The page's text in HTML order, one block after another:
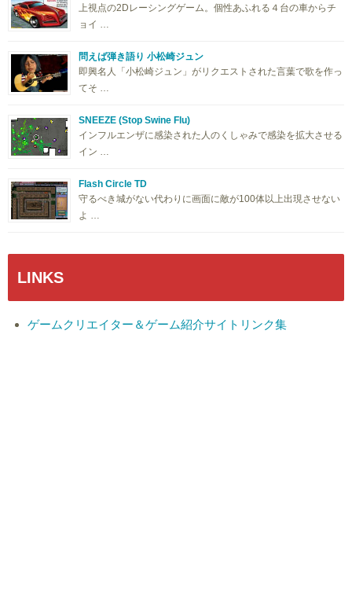
上視点の2Dレーシングゲーム。個性あふれる４台の車からチ
ョイ …
問えば弾き語り 小松崎ジュン
即興名人「小松崎ジュン」がリクエストされた言葉で歌を作っ
てそ …
SNEEZE (Stop Swine Flu)
インフルエンザに感染された人のくしゃみで感染を拡大させる
イン …
Flash Circle TD
守るべき城がない代わりに画面に敵が100体以上出現させない
よ …
LINKS
ゲームクリエイター＆ゲーム紹介サイトリンク集